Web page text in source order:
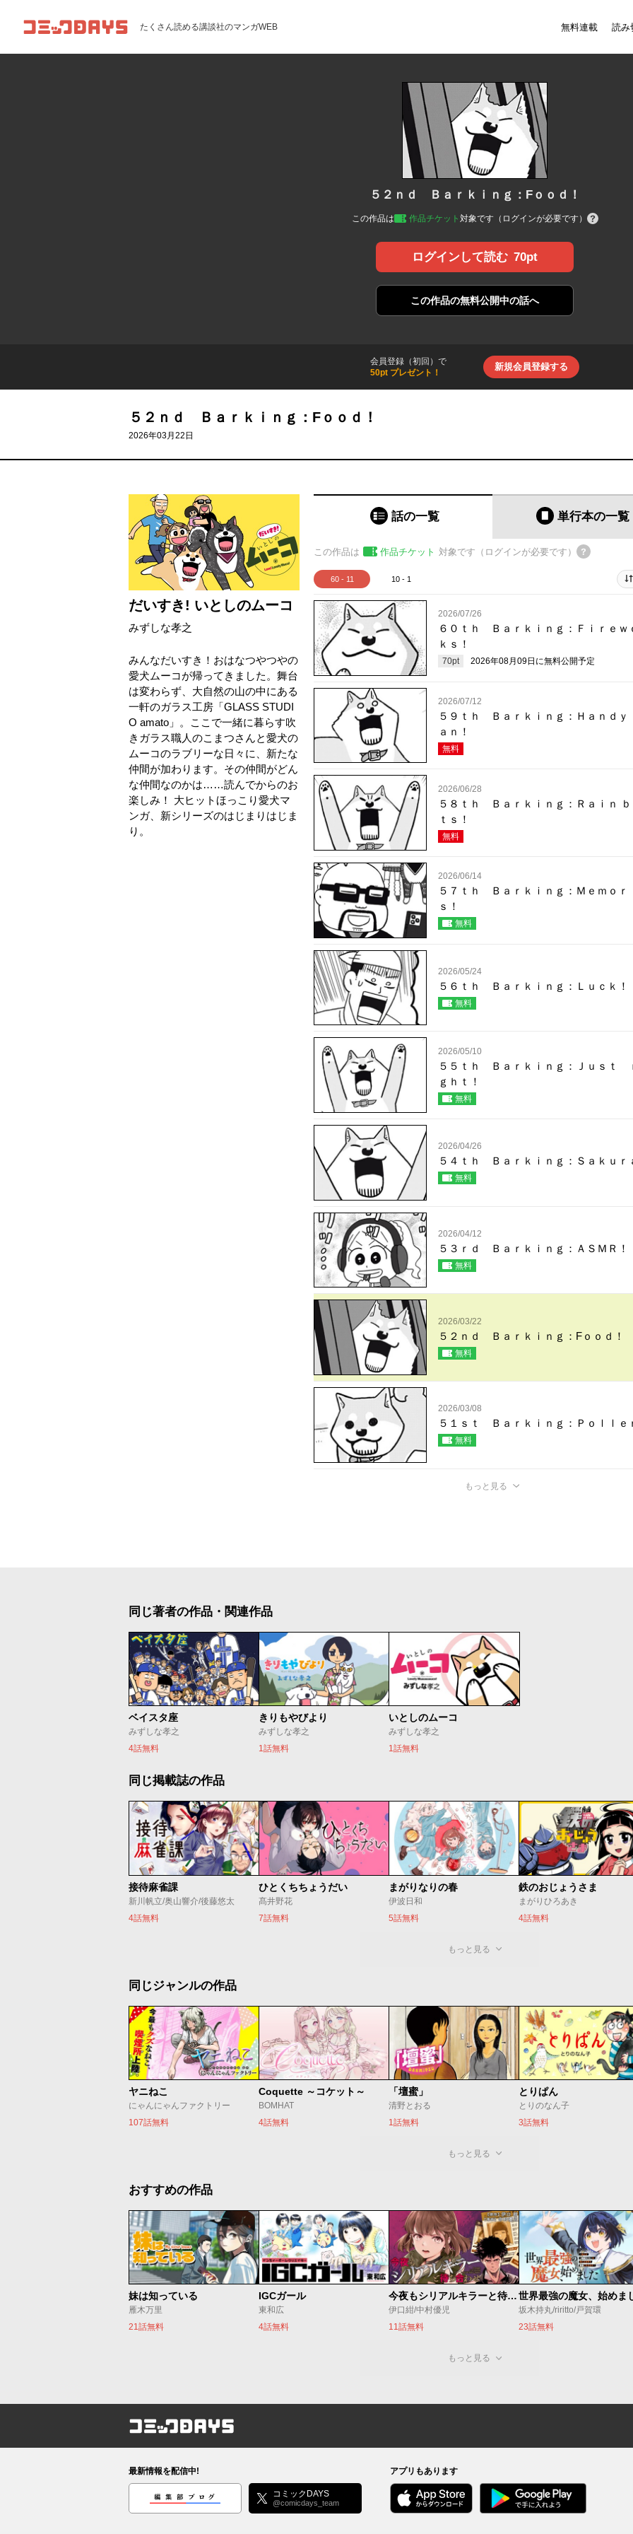
コミックDAYS たくさん読める講談社のマンガWEB 無料連載 読み
５２ｎｄ Ｂａｒｋｉｎｇ：Fｏｏｄ！
この作品は 作品チケット 対象です（ログインが必要です）
ログインして読む 70pt
この作品の無料公開中の話へ
会員登録（初回）で
50pt プレゼント！
新規会員登録する
５２ｎｄ Ｂａｒｋｉｎｇ：Fｏｏｄ！
2026年03月22日
だいすき! いとしのムーコ
みずしな孝之
みんなだいすき！おはなつやつやの
愛犬ムーコが帰ってきました。舞台
は変わらず、大自然の山の中にある
一軒のガラス工房「GLASS STUDI
O amato」。ここで一緒に暮らす吹
きガラス職人のこまつさんと愛犬の
ムーコのラブリーな日々に、新たな
仲間が加わります。その仲間がどん
な仲間なのかは……読んでからのお
楽しみ！ 大ヒットほっこり愛犬マ
ンガ、新シリーズのはじまりはじま
り。
話の一覧 単行本の一覧
この作品は 作品チケット 対象です（ログインが必要です）
60 - 11 10 - 1
2026/07/26
６０ｔｈ Ｂａｒｋｉｎｇ：Ｆｉｒｅｗ
ｋｓ！
70pt 2026年08月09日 に無料公開予定
2026/07/12
５９ｔｈ Ｂａｒｋｉｎｇ：Ｈａｎｄ
ａｎ！
無料
2026/06/28
５８ｔｈ Ｂａｒｋｉｎｇ：Ｒａｉｎ
ｔｓ！
無料
2026/06/14
５７ｔｈ Ｂａｒｋｉｎｇ：Ｍｅｍｏｒ
ｓ！
無料
2026/05/24
５６ｔｈ Ｂａｒｋｉｎｇ：Ｌｕｃｋ！
無料
2026/05/10
５５ｔｈ Ｂａｒｋｉｎｇ：Ｊｕｓｔ
ｇｈｔ！
無料
2026/04/26
５４ｔｈ Ｂａｒｋｉｎｇ：Ｓａｋｕｒ
無料
2026/04/12
５３ｒｄ Ｂａｒｋｉｎｇ：ＡＳＭＲ！
無料
2026/03/22
５２ｎｄ Ｂａｒｋｉｎｇ：Fｏｏｄ！
無料
2026/03/08
５１ｓｔ Ｂａｒｋｉｎｇ：Ｐｏｌｌｅ
無料
もっと見る
同じ著者の作品・関連作品
ベイスタ座
みずしな孝之
4話無料
きりもやびより
みずしな孝之
1話無料
いとしのムーコ
みずしな孝之
1話無料
同じ掲載誌の作品
接待麻雀課
新川帆立/奥山響介/後藤悠太
4話無料
ひとくちちょうだい
髙井野花
7話無料
まがりなりの春
伊波日和
5話無料
鉄のおじょうさま
まがりひろあき
4話無料
もっと見る
同じジャンルの作品
ヤニねこ
にゃんにゃんファクトリー
107話無料
Coquette ～コケット～
BOMHAT
4話無料
「壇蜜」
清野とおる
1話無料
とりぱん
とりのなん子
3話無料
もっと見る
おすすめの作品
妹は知っている
雁木万里
21話無料
IGCガール
東和広
4話無料
今夜もシリアルキラーと待ち合わせ
伊口紺/中村優児
11話無料
坂木持丸/riritto/戸賀環
23話無料
もっと見る
コミックDAYS
最新情報を配信中!
編集部ブログ コミックDAYS
@comicdays_team
アプリもあります